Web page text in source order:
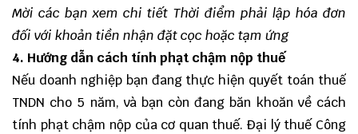
Mời các bạn xem chi tiết Thời điểm phải lập hóa đơn
đối với khoản tiền nhận đặt cọc hoặc tạm ứng
4. Hướng dẫn cách tính phạt chậm nộp thuế
Nếu doanh nghiệp bạn đang thực hiện quyết toán thuế
TNDN cho 5 năm, và bạn còn đang băn khoăn về cách
tính phạt chậm nộp của cơ quan thuế. Đại lý thuế Công